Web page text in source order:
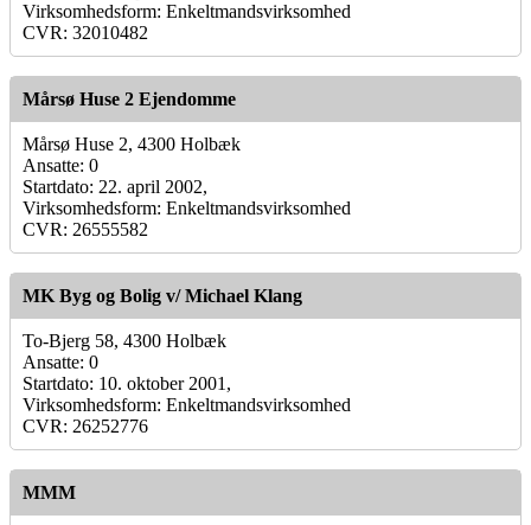
Virksomhedsform: Enkeltmandsvirksomhed
CVR: 32010482
Mårsø Huse 2 Ejendomme
Mårsø Huse 2, 4300 Holbæk
Ansatte: 0
Startdato: 22. april 2002,
Virksomhedsform: Enkeltmandsvirksomhed
CVR: 26555582
MK Byg og Bolig v/ Michael Klang
To-Bjerg 58, 4300 Holbæk
Ansatte: 0
Startdato: 10. oktober 2001,
Virksomhedsform: Enkeltmandsvirksomhed
CVR: 26252776
MMM